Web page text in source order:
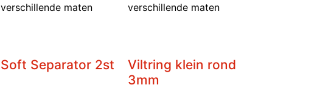
verschillende maten
verschillende maten
Soft Separator 2st
Viltring klein rond
3mm